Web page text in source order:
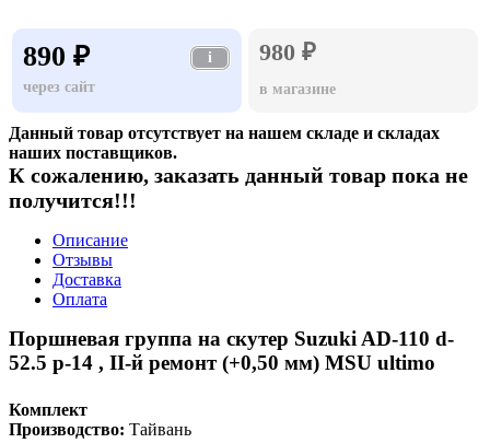
890 ₽
i
через сайт
980 ₽
в магазине
Данный товар отсутствует на нашем складе и складах
наших поставщиков.
К сожалению, заказать данный товар пока не
получится!!!
Описание
Отзывы
Доставка
Оплата
Поршневая группа на скутер Suzuki AD-110 d-
52.5 p-14 , II-й ремонт (+0,50 мм) MSU ultimo
Комплект
Производство: Тайвань